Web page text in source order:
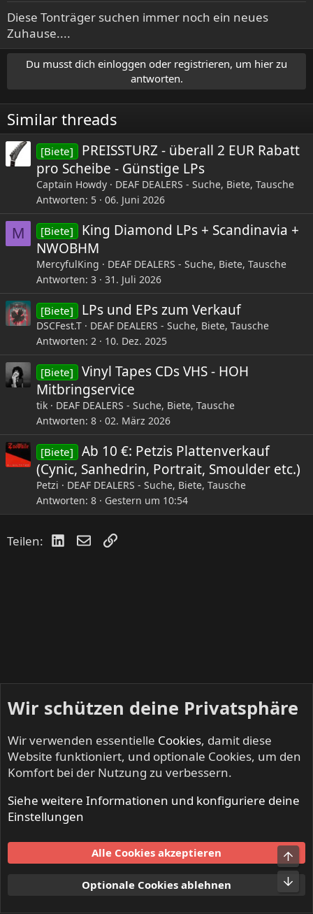
Diese Tonträger suchen immer noch ein neues
Zuhause....
Du musst dich einloggen oder registrieren, um hier zu
antworten.
Similar threads
[Biete]
PREISSTURZ - überall 2 EUR Rabatt
pro Scheibe - Günstige LPs
Captain Howdy
DEAF DEALERS - Suche, Biete, Tausche
Antworten 5 06. Juni 2026
M [Biete]
King Diamond LPs + Scandinavia +
NWOBHM
MercyfulKing
DEAF DEALERS - Suche, Biete, Tausche
Antworten 3 31. Juli 2026
[Biete] LPs und EPs zum Verkauf
DSCFest.T
DEAF DEALERS - Suche, Biete, Tausche
Antworten 2 10. Dez. 2025
[Biete]
Vinyl Tapes CDs VHS - HOH
Mitbringservice
tik
DEAF DEALERS - Suche, Biete, Tausche
Antworten 8 02. März 2026
[Biete]
Ab 10 €: Petzis Plattenverkauf
(Cynic, Sanhedrin, Portrait, Smoulder etc.)
Petzi
DEAF DEALERS - Suche, Biete, Tausche
Antworten 8 Gestern um 10:54
Teilen: LinkedIn
E-MailLink
DEAF DEALERS - Suche, Biete, Tausche
Nutzungsbedingungen
Datenschutz
S
Wir schützen deine Privatsphäre
Wir verwenden essentielle Cookies, damit diese
Website funktioniert, und optionale Cookies, um den
Komfort bei der Nutzung zu verbessern.
Siehe weitere Informationen und konfiguriere deine
Einstellungen
Alle Cookies akzeptieren
Optionale Cookies ablehnen